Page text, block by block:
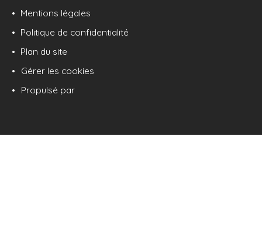
Mentions légales
Politique de confidentialité
Plan du site
Gérer les cookies
Propulsé par